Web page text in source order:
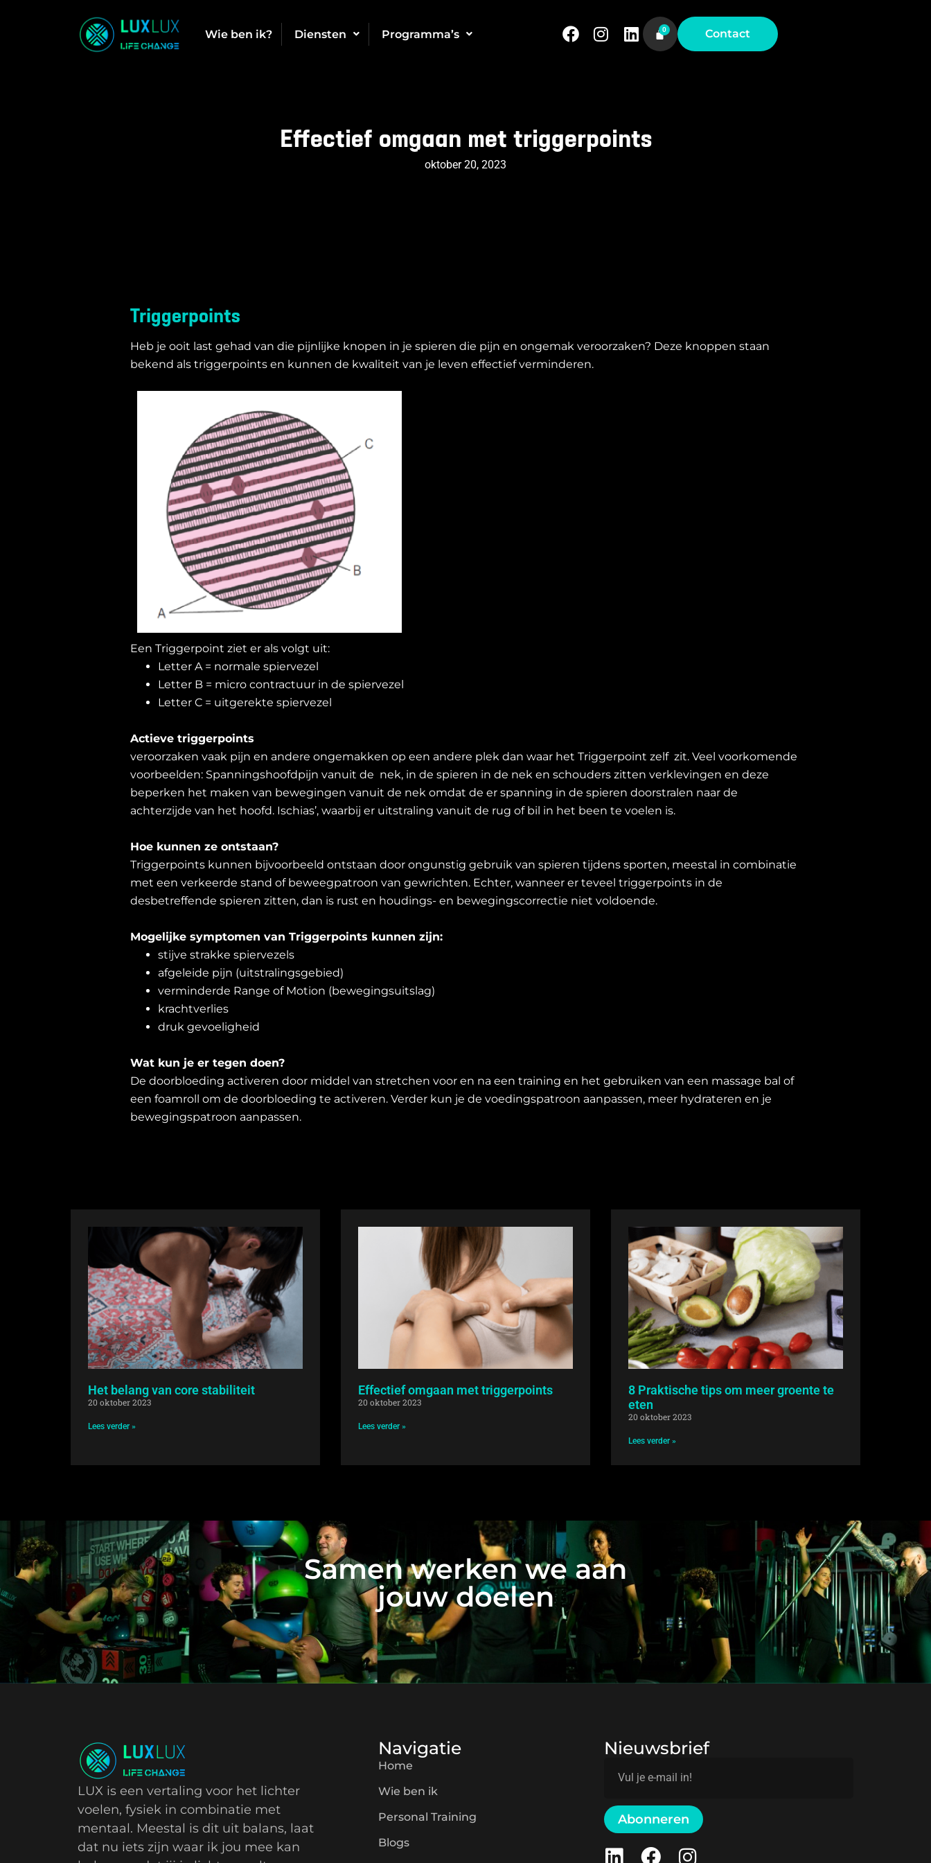
Wie ben ik? Diensten Programma’s Contact
Effectief omgaan met triggerpoints
oktober 20, 2023
Triggerpoints
Heb je ooit last gehad van die pijnlijke knopen in je spieren die pijn en ongemak veroorzaken? Deze knoppen staan ​​
bekend als triggerpoints en kunnen de kwaliteit van je leven effectief verminderen.
Een Triggerpoint ziet er als volgt uit:
Letter A = normale spiervezel
Letter B = micro contractuur in de spiervezel
Letter C = uitgerekte spiervezel
Actieve triggerpoints
veroorzaken vaak pijn en andere ongemakken op een andere plek dan waar het Triggerpoint zelf zit. Veel voorkomende
voorbeelden: Spanningshoofdpijn vanuit de nek, in de spieren in de nek en schouders zitten verklevingen en deze
beperken het maken van bewegingen vanuit de nek omdat de er spanning in de spieren doorstralen naar de
achterzijde van het hoofd. Ischias’, waarbij er uitstraling vanuit de rug of bil in het been te voelen is.
Hoe kunnen ze ontstaan?
Triggerpoints kunnen bijvoorbeeld ontstaan door ongunstig gebruik van spieren tijdens sporten, meestal in combinatie
met een verkeerde stand of beweegpatroon van gewrichten. Echter, wanneer er teveel triggerpoints in de
desbetreffende spieren zitten, dan is rust en houdings- en bewegingscorrectie niet voldoende.
Mogelijke symptomen van Triggerpoints kunnen zijn:
stijve strakke spiervezels
afgeleide pijn (uitstralingsgebied)
verminderde Range of Motion (bewegingsuitslag)
krachtverlies
druk gevoeligheid
Wat kun je er tegen doen?
De doorbloeding activeren door middel van stretchen voor en na een training en het gebruiken van een massage bal of
een foamroll om de doorbloeding te activeren. Verder kun je de voedingspatroon aanpassen, meer hydrateren en je
bewegingspatroon aanpassen.
Het belang van core stabiliteit
20 oktober 2023
Lees verder »
Effectief omgaan met triggerpoints
20 oktober 2023
Lees verder »
8 Praktische tips om meer groente te
eten
20 oktober 2023
Lees verder »
Samen werken we aan
jouw doelen
LUX is een vertaling voor het lichter
voelen, fysiek in combinatie met
mentaal. Meestal is dit uit balans, laat
dat nu iets zijn waar ik jou mee kan
Navigatie
Home
Wie ben ik
Personal Training
Blogs
Nieuwsbrief
Abonneren